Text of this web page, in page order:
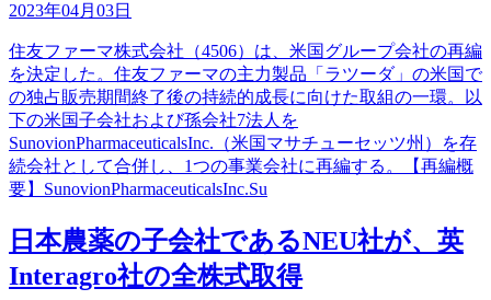
2023年04月03日
住友ファーマ株式会社（4506）は、米国グループ会社の再編
を決定した。住友ファーマの主力製品「ラツーダ」の米国で
の独占販売期間終了後の持続的成長に向けた取組の一環。以
下の米国子会社および孫会社7法人を
SunovionPharmaceuticalsInc.（米国マサチューセッツ州）を存
続会社として合併し、1つの事業会社に再編する。【再編概
要】SunovionPharmaceuticalsInc.Su
日本農薬の子会社であるNEU社が、英
Interagro社の全株式取得